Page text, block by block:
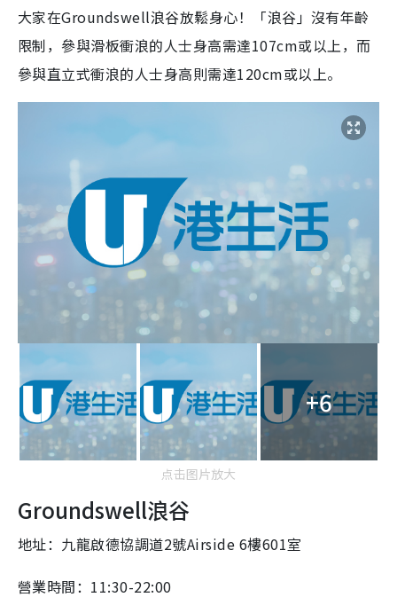
大家在Groundswell浪谷放鬆身心！「浪谷」沒有年齡
限制，參與滑板衝浪的人士身高需達107cm或以上，而
參與直立式衝浪的人士身高則需達120cm或以上。
+6
点击图片放大
Groundswell浪谷
地址：九龍啟德協調道2號Airside 6樓601室
營業時間：11:30-22:00